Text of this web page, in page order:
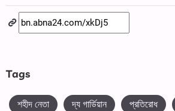
Tags
শহীদ নেতা দ্য গার্ডিয়ান প্রতিরোধ